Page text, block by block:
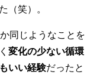
（笑）。
同じようなことを
変化の少ない循環
いい経験だったと